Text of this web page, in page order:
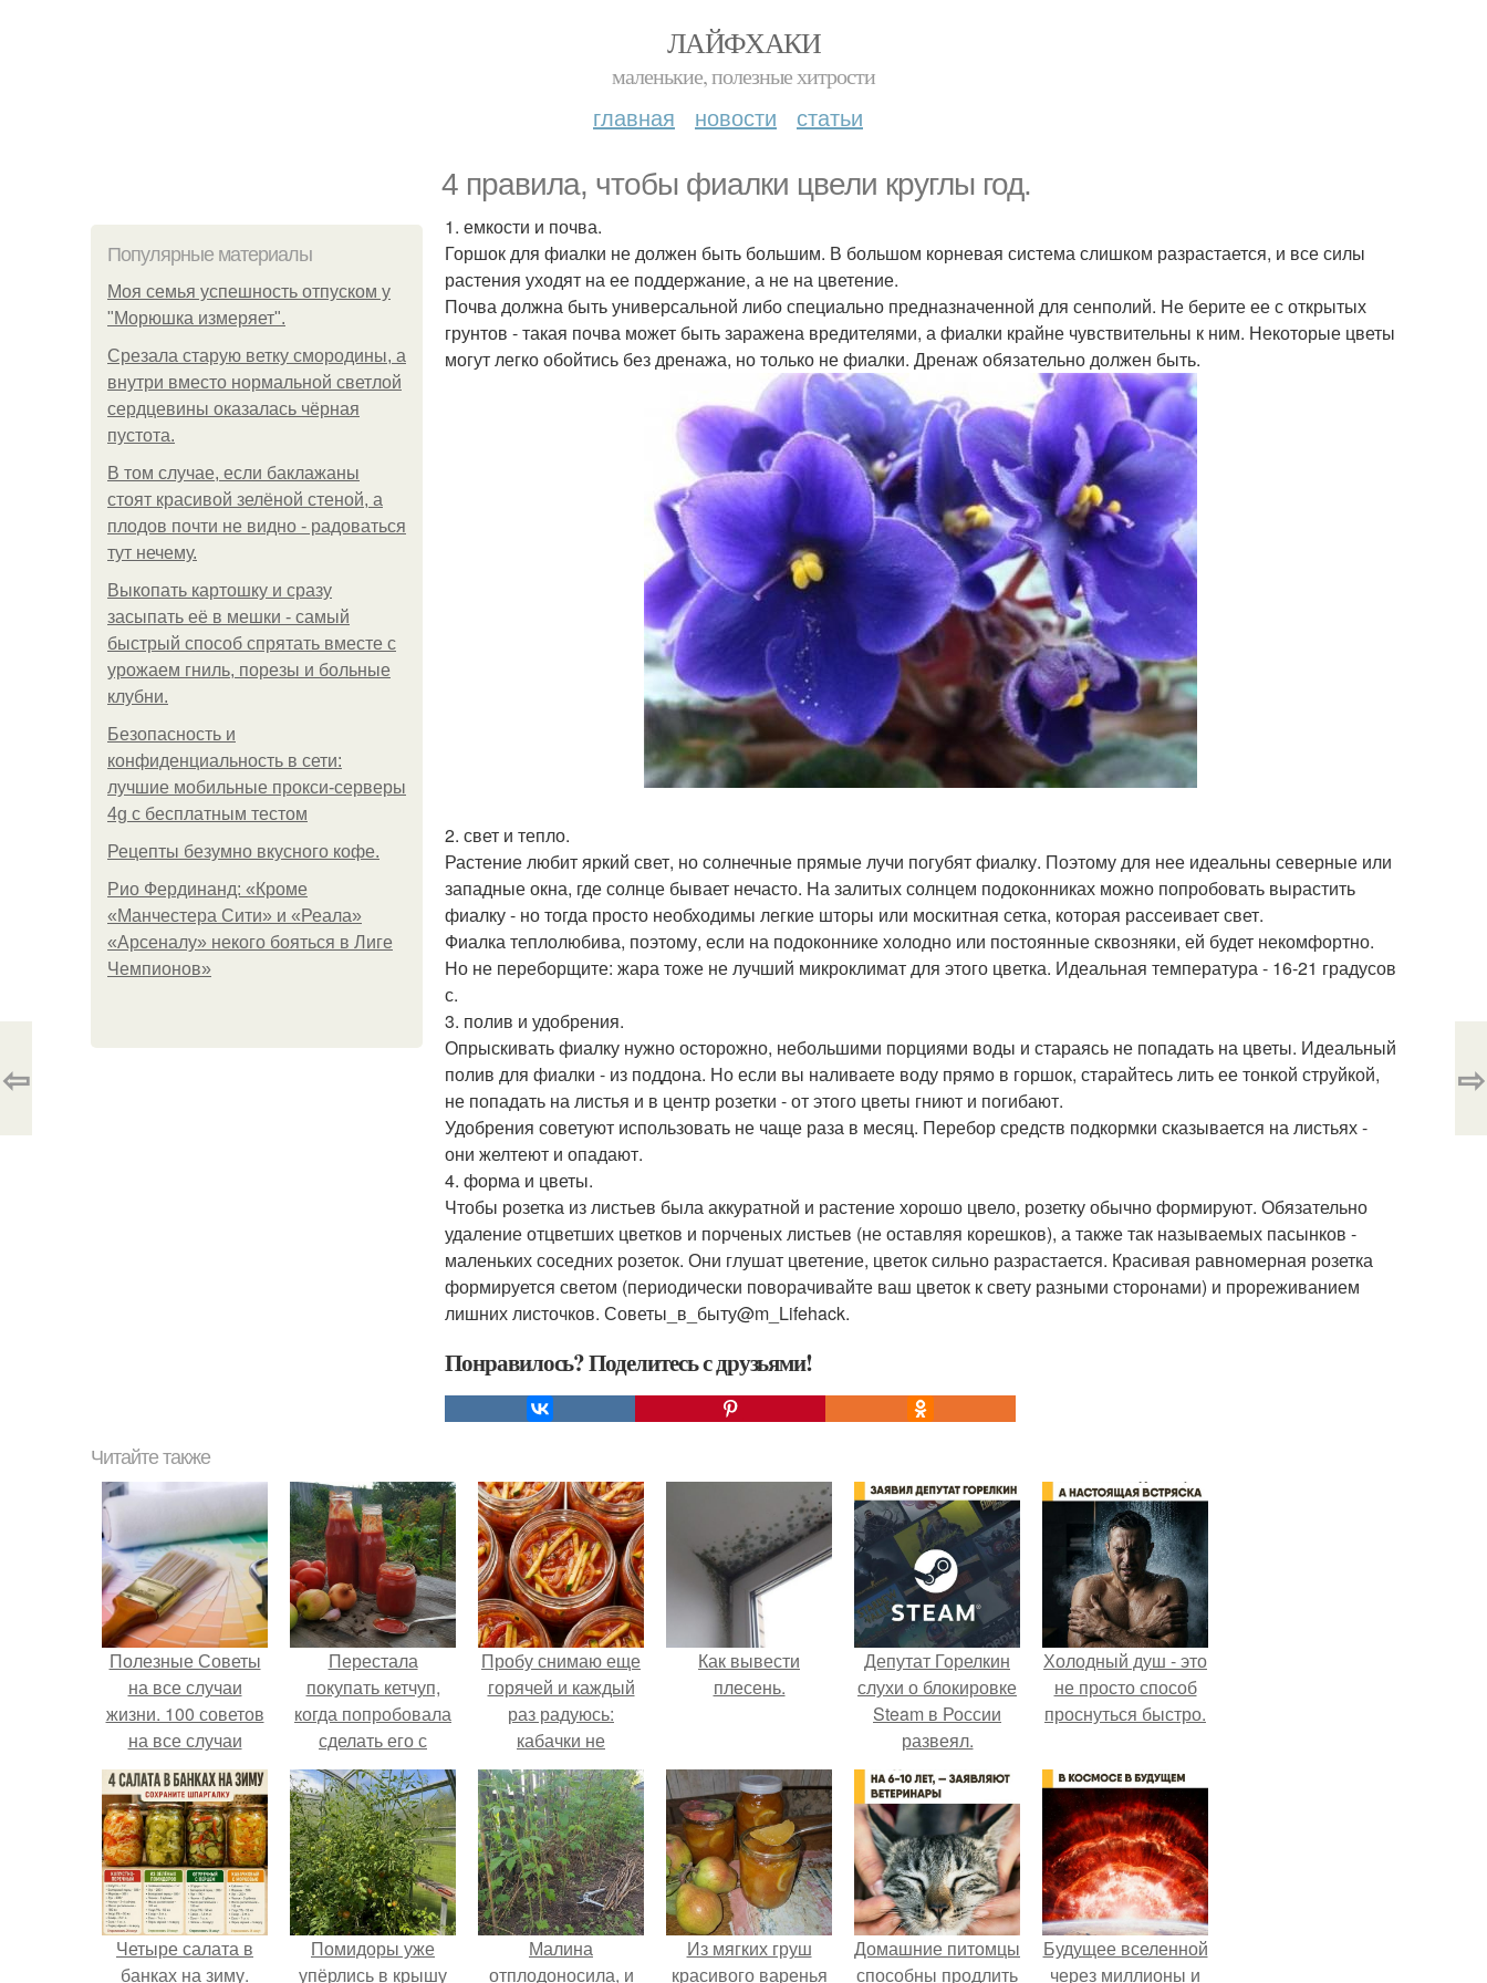
ЛАЙФХАКИ
маленькие, полезные хитрости
главная новости статьи
4 правила, чтобы фиалки цвели круглы год.
Популярные материалы
Моя семья успешность отпуском у
"Морюшка измеряет".
Срезала старую ветку смородины, а
внутри вместо нормальной светлой
сердцевины оказалась чёрная
пустота.
В том случае, если баклажаны
стоят красивой зелёной стеной, а
плодов почти не видно - радоваться
тут нечему.
Выкопать картошку и сразу
засыпать её в мешки - самый
быстрый способ спрятать вместе с
урожаем гниль, порезы и больные
клубни.
Безопасность и
конфиденциальность в сети:
лучшие мобильные прокси-серверы
4g с бесплатным тестом
Рецепты безумно вкусного кофе.
Рио Фердинанд: «Кроме
«Манчестера Сити» и «Реала»
«Арсеналу» некого бояться в Лиге
Чемпионов»
1. емкости и почва.
Горшок для фиалки не должен быть большим. В большом корневая система слишком разрастается, и все силы
растения уходят на ее поддержание, а не на цветение.
Почва должна быть универсальной либо специально предназначенной для сенполий. Не берите ее с открытых
грунтов - такая почва может быть заражена вредителями, а фиалки крайне чувствительны к ним. Некоторые цветы
могут легко обойтись без дренажа, но только не фиалки. Дренаж обязательно должен быть.
2. свет и тепло.
Растение любит яркий свет, но солнечные прямые лучи погубят фиалку. Поэтому для нее идеальны северные или
западные окна, где солнце бывает нечасто. На залитых солнцем подоконниках можно попробовать вырастить
фиалку - но тогда просто необходимы легкие шторы или москитная сетка, которая рассеивает свет.
Фиалка теплолюбива, поэтому, если на подоконнике холодно или постоянные сквозняки, ей будет некомфортно.
Но не переборщите: жара тоже не лучший микроклимат для этого цветка. Идеальная температура - 16-21 градусов
с.
3. полив и удобрения.
Опрыскивать фиалку нужно осторожно, небольшими порциями воды и стараясь не попадать на цветы. Идеальный
полив для фиалки - из поддона. Но если вы наливаете воду прямо в горшок, старайтесь лить ее тонкой струйкой,
не попадать на листья и в центр розетки - от этого цветы гниют и погибают.
Удобрения советуют использовать не чаще раза в месяц. Перебор средств подкормки сказывается на листьях -
они желтеют и опадают.
4. форма и цветы.
Чтобы розетка из листьев была аккуратной и растение хорошо цвело, розетку обычно формируют. Обязательно
удаление отцветших цветков и порченых листьев (не оставляя корешков), а также так называемых пасынков -
маленьких соседних розеток. Они глушат цветение, цветок сильно разрастается. Красивая равномерная розетка
формируется светом (периодически поворачивайте ваш цветок к свету разными сторонами) и прореживанием
лишних листочков. Советы_в_быту@m_Lifehack.
Понравилось? Поделитесь с друзьями!
⇦ ⇨
Читайте также
Полезные Советы
на все случаи
жизни. 100 советов
на все случаи
жизни.
Перестала
покупать кетчуп,
когда попробовала
сделать его с
яблоками.
Пробу снимаю еще
горячей и каждый
раз радуюсь:
кабачки не
развариваются, а
соус получается
густым и
пикантным.
Как вывести
плесень.
Депутат Горелкин
слухи о блокировке
Steam в России
развеял.
Холодный душ - это
не просто способ
проснуться быстро.
Четыре салата в
банках на зиму.
Помидоры уже
упёрлись в крышу
Малина
отплодоносила, и
Из мягких груш
красивого варенья
Домашние питомцы
способны продлить
Будущее вселенной
через миллионы и